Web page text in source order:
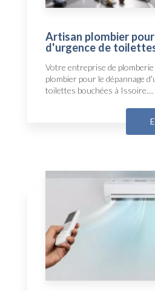
Artisan plombier
d'urgence de
Votre entreprise de plomberie
plombier pour le dépannage
toilettes bouchées à Issoire....